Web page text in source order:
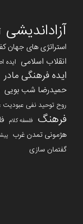
آزاداندیشی
استراتژی های جهان
انقلاب اسلامی ایده
ایده فرهنگی مادر
حمیدرضا شب بویی
روح توحید نفی عبودیت
فرهنگ فلسفه کلام
هژمونی تمدن غرب
گفتمان سازی